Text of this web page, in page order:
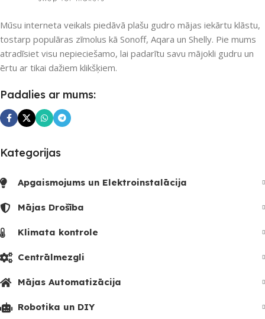
SAVIENOJUMS Wi-Fi
PIEEJAMS UZREIZ
Nē
UZREIZ PIEEJAMAIS
PIEEJAMS UZREIZ Jā
UZREIZ PIEEJAMAIS
Mūsu interneta veikals piedāvā plašu gudro mājas iekārtu klāstu,
tostarp populāras zīmolus kā Sonoff, Aqara un Shelly. Pie mums
atradīsiet visu nepieciešamo, lai padarītu savu mājokli gudru un
ērtu ar tikai dažiem klikšķiem.
Padalies ar mums:
Kategorijas
Apgaismojums un Elektroinstalācija
Mājas Drošība
Klimata kontrole
Centrālmezgli
Mājas Automatizācija
Robotika un DIY